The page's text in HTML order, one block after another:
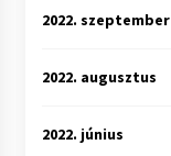
2022. szeptember
2022. augusztus
2022. június